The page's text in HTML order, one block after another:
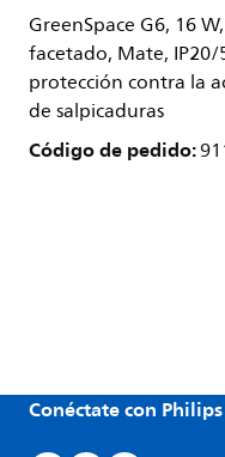
GreenSpace G6, 16
facetado, Mate, IP20/
protección contra la
de salpicaduras
Código de pedido:
Conéctate con Philips